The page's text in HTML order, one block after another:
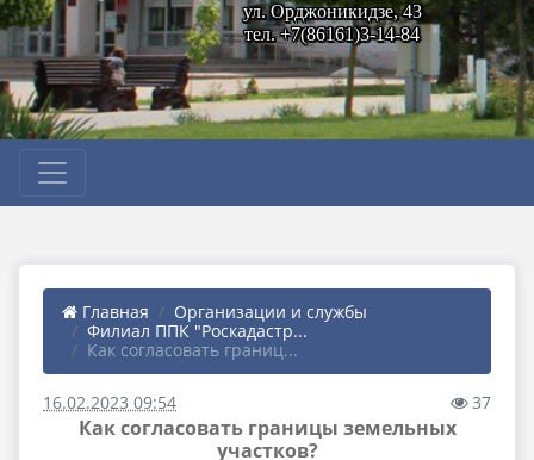
ул. Орджоникидзе, 43
тел. +7(86161)3-14-84
Главная
Организации и службы
Филиал ППК "Роскадастр...
Как согласовать границ...
16.02.2023 09:54 37
Как согласовать границы земельных
участков?